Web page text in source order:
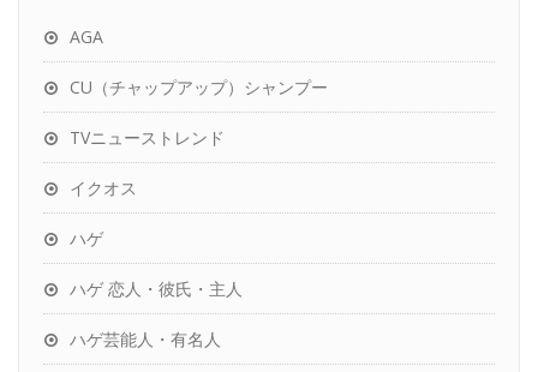
AGA
CU（チャップアップ）シャンプー
TVニューストレンド
イクオス
ハゲ
ハゲ 恋人・彼氏・主人
ハゲ芸能人・有名人